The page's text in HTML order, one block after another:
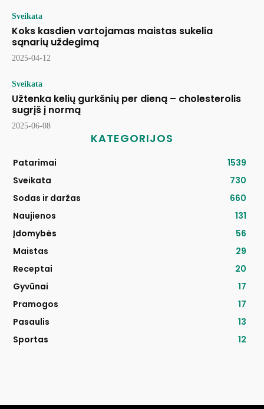
Sveikata
Koks kasdien vartojamas maistas sukelia
sąnarių uždegimą
2025-04-12
Sveikata
Užtenka kelių gurkšnių per dieną – cholesterolis
sugrįš į normą
2025-06-08
KATEGORIJOS
Patarimai
1539
Sveikata
730
Sodas ir daržas
660
Naujienos
131
Įdomybės
56
Maistas
29
Receptai
20
Gyvūnai
17
Pramogos
17
Pasaulis
13
Sportas
12